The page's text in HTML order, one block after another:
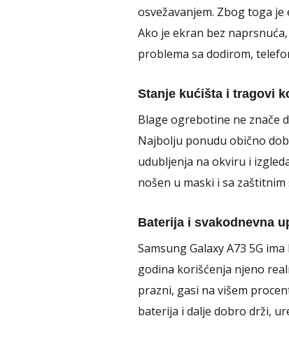
osvežavanjem. Zbog toga
Ako je ekran bez
problema sa dodirom,
Stanje kućišta i tragovi
Blage ogrebotine ne znače
Najbolju ponudu obično
udubljenja na okviru i
nošen u maski i sa
Baterija i svakodnevna
Samsung Galaxy A73 5G
godina korišćenja njeno
prazni, gasi na višem
baterija i dalje dobro drži,